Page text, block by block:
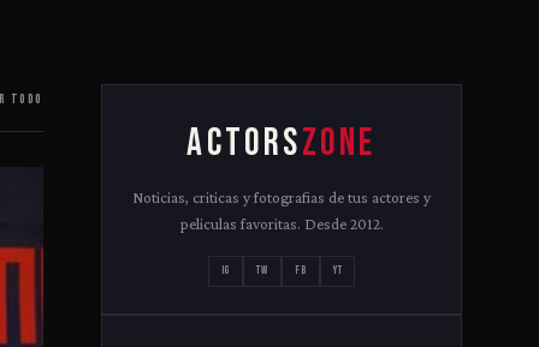
TODO
ACTORSZONE
Noticias, criticas y fotografias de tus actores y
peliculas favoritas. Desde 2012.
IG TW FB YT